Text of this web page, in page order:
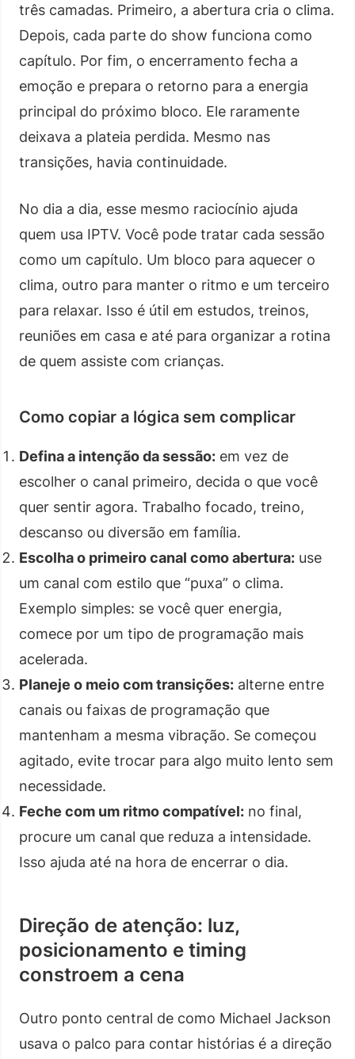
três camadas. Primeiro, a abertura cria o clima.
Depois, cada parte do show funciona como
capítulo. Por fim, o encerramento fecha a
emoção e prepara o retorno para a energia
principal do próximo bloco. Ele raramente
deixava a plateia perdida. Mesmo nas
transições, havia continuidade.
No dia a dia, esse mesmo raciocínio ajuda
quem usa IPTV. Você pode tratar cada sessão
como um capítulo. Um bloco para aquecer o
clima, outro para manter o ritmo e um terceiro
para relaxar. Isso é útil em estudos, treinos,
reuniões em casa e até para organizar a rotina
de quem assiste com crianças.
Como copiar a lógica sem complicar
Defina a intenção da sessão: em vez de
escolher o canal primeiro, decida o que você
quer sentir agora. Trabalho focado, treino,
descanso ou diversão em família.
Escolha o primeiro canal como abertura: use
um canal com estilo que “puxa” o clima.
Exemplo simples: se você quer energia,
comece por um tipo de programação mais
acelerada.
Planeje o meio com transições: alterne entre
canais ou faixas de programação que
mantenham a mesma vibração. Se começou
agitado, evite trocar para algo muito lento sem
necessidade.
Feche com um ritmo compatível: no final,
procure um canal que reduza a intensidade.
Isso ajuda até na hora de encerrar o dia.
Direção de atenção: luz,
posicionamento e timing
constroem a cena
Outro ponto central de como Michael Jackson
usava o palco para contar histórias é a direção